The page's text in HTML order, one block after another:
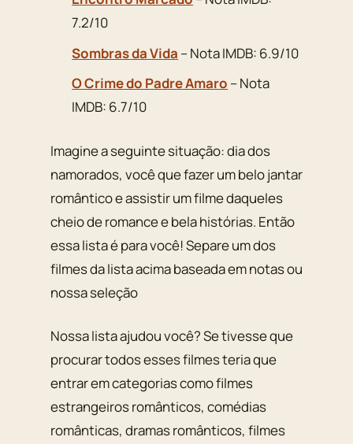
7.2/10
Sombras da Vida – Nota IMDB: 6.9/10
O Crime do Padre Amaro – Nota
IMDB: 6.7/10
Imagine a seguinte situação: dia dos
namorados, você que fazer um belo jantar
romântico e assistir um filme daqueles
cheio de romance e bela histórias. Então
essa lista é para você! Separe um dos
filmes da lista acima baseada em notas ou
nossa seleção
Nossa lista ajudou você? Se tivesse que
procurar todos esses filmes teria que
entrar em categorias como filmes
estrangeiros românticos, comédias
românticas, dramas românticos, filmes